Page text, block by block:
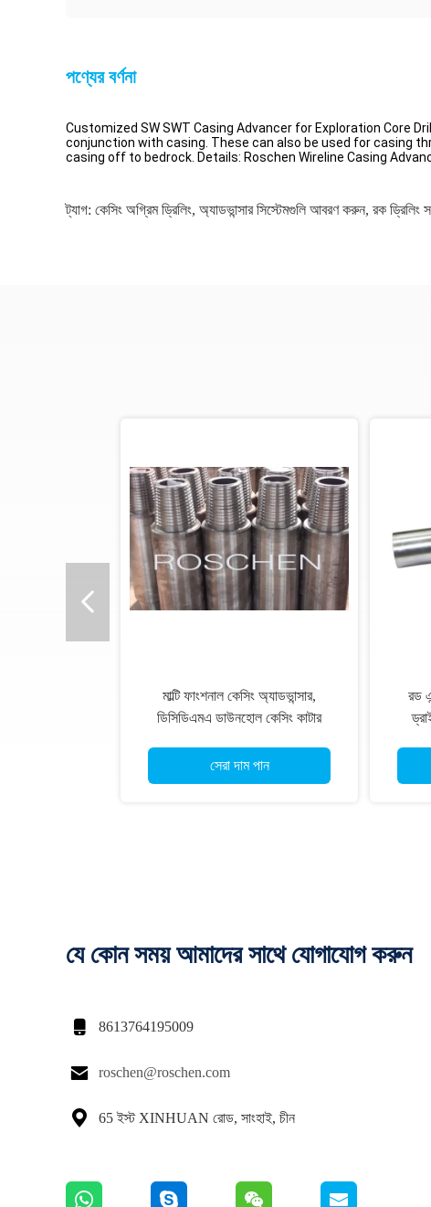
পণ্যের বর্ণনা
Customized SW SWT Casing Advancer for Exploration Core
conjunction with casing. These can also be used for casing
casing off to bedrock. Details: Roschen Wireline Casing
ট্যাগ: কেসিং অগ্রিম ড্রিলিং, অ্যাডভান্সার সিস্টেমগুলি আবরণ করুন, রক ড্রিলিং
মাল্টি ফাংশনাল কেসিং অ্যাডভান্সার,
ডিসিডিএমএ ডাউনহোল কেসিং কাটার
সেরা দাম পান
রড
যে কোন সময় আমাদের সাথে যোগাযোগ করুন
 8613764195009
 roschen@roschen.com
 65 ইস্ট XINHUAN রোড, সাংহাই, চীন